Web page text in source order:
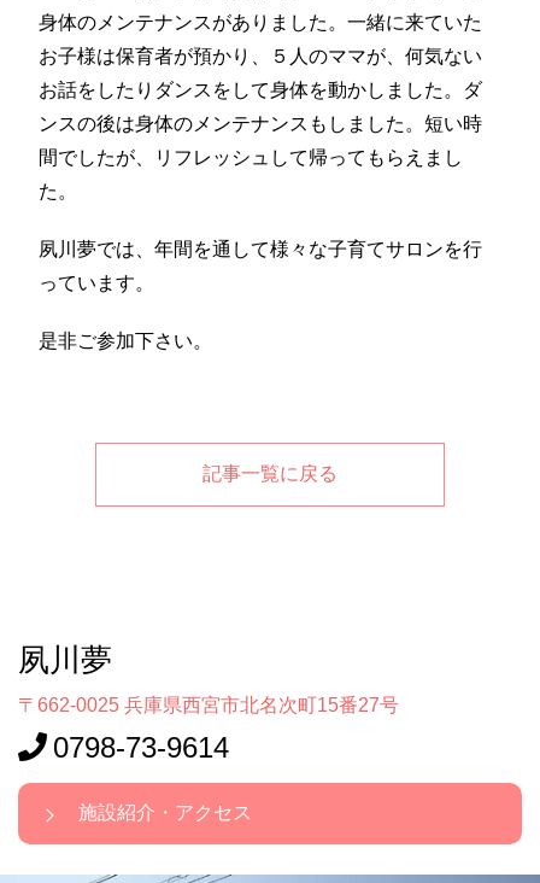
身体のメンテナンスがありました。一緒に来ていた
お子様は保育者が預かり、５人のママが、何気ない
お話をしたりダンスをして身体を動かしました。ダ
ンスの後は身体のメンテナンスもしました。短い時
間でしたが、リフレッシュして帰ってもらえまし
た。
夙川夢では、年間を通して様々な子育てサロンを行
っています。
是非ご参加下さい。
記事一覧に戻る
夙川夢
〒662-0025 兵庫県西宮市北名次町15番27号
0798-73-9614
施設紹介・アクセス